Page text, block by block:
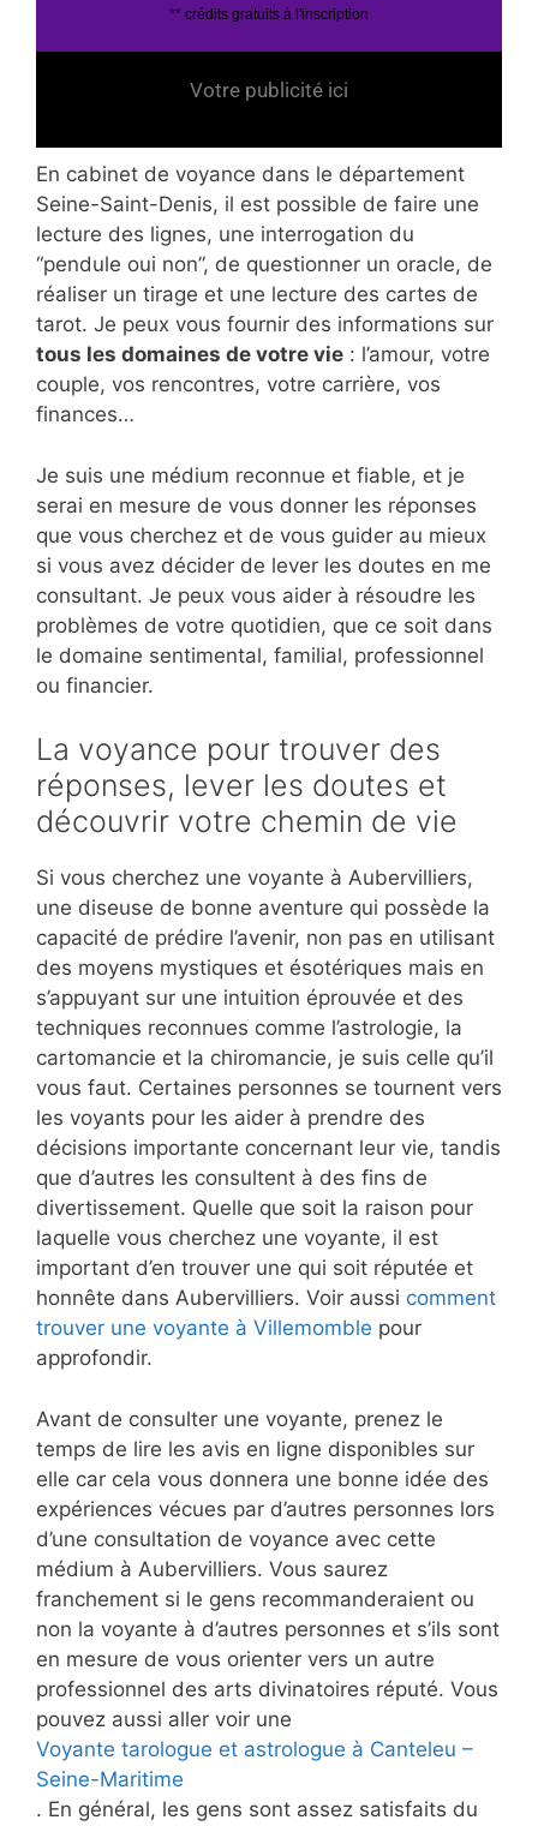
** crédits gratuits à l'inscription
Votre publicité ici
En cabinet de voyance dans le département
Seine-Saint-Denis, il est possible de faire une
lecture des lignes, une interrogation du
“pendule oui non”, de questionner un oracle, de
réaliser un tirage et une lecture des cartes de
tarot. Je peux vous fournir des informations sur
tous les domaines de votre vie : l’amour, votre
couple, vos rencontres, votre carrière, vos
finances…
Je suis une médium reconnue et fiable, et je
serai en mesure de vous donner les réponses
que vous cherchez et de vous guider au mieux
si vous avez décider de lever les doutes en me
consultant. Je peux vous aider à résoudre les
problèmes de votre quotidien, que ce soit dans
le domaine sentimental, familial, professionnel
ou financier.
La voyance pour trouver des
réponses, lever les doutes et
découvrir votre chemin de vie
Si vous cherchez une voyante à Aubervilliers,
une diseuse de bonne aventure qui possède la
capacité de prédire l’avenir, non pas en utilisant
des moyens mystiques et ésotériques mais en
s’appuyant sur une intuition éprouvée et des
techniques reconnues comme l’astrologie, la
cartomancie et la chiromancie, je suis celle qu’il
vous faut. Certaines personnes se tournent vers
les voyants pour les aider à prendre des
décisions importante concernant leur vie, tandis
que d’autres les consultent à des fins de
divertissement. Quelle que soit la raison pour
laquelle vous cherchez une voyante, il est
important d’en trouver une qui soit réputée et
honnête dans Aubervilliers. Voir aussi comment
trouver une voyante à Villemomble pour
approfondir.
Avant de consulter une voyante, prenez le
temps de lire les avis en ligne disponibles sur
elle car cela vous donnera une bonne idée des
expériences vécues par d’autres personnes lors
d’une consultation de voyance avec cette
médium à Aubervilliers. Vous saurez
franchement si le gens recommanderaient ou
non la voyante à d’autres personnes et s’ils sont
en mesure de vous orienter vers un autre
professionnel des arts divinatoires réputé. Vous
pouvez aussi aller voir une
Voyante tarologue et astrologue à Canteleu –
Seine-Maritime
. En général, les gens sont assez satisfaits du